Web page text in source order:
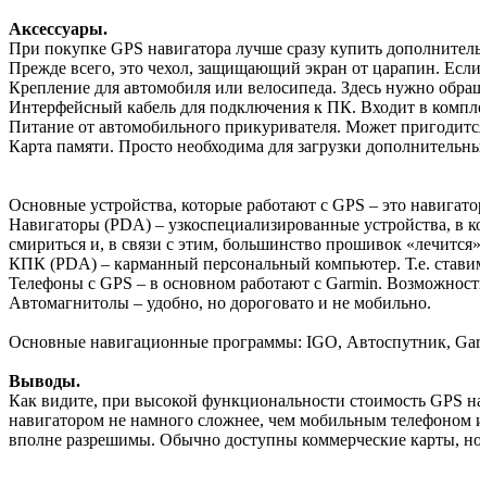
Аксессуары.
При покупке GPS навигатора лучше сразу купить
Прежде всего, это чехол, защищающий экран от царапин.
Крепление для автомобиля или велосипеда. Здесь нужно
Интерфейсный кабель для подключения к ПК. Входит в
Питание от автомобильного прикуривателя. Может
Карта памяти. Просто необходима для загрузки
Основные устройства, которые работают с GPS – это
Навигаторы (PDA) – узкоспециализированные устройства,
смириться и, в связи с этим, большинство прошивок
КПК (PDA) – карманный персональный компьютер. Т.е.
Телефоны с GPS – в основном работают с Garmin.
Автомагнитолы – удобно, но дороговато и не мобильно.
Основные навигационные программы: IGO, Автоспутник,
Выводы.
Как видите, при высокой функциональности стоимость GPS
навигатором не намного сложнее, чем мобильным
вполне разрешимы. Обычно доступны коммерческие карты, но